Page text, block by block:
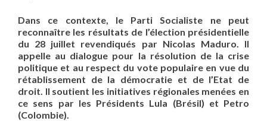
Dans ce contexte, le Parti Socialiste ne peut
reconnaître les résultats de l’élection présidentielle
du 28 juillet revendiqués par Nicolas Maduro. Il
appelle au dialogue pour la résolution de la crise
politique et au respect du vote populaire en vue du
rétablissement de la démocratie et de l’Etat de
droit. Il soutient les initiatives régionales menées en
ce sens par les Présidents Lula (Brésil) et Petro
(Colombie).